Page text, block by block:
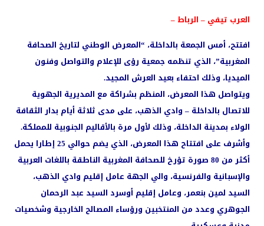
العرب تيفي – الرباط –
افتتح، أمس الجمعة بالداخلة، “المعرض الوطني لتاريخ الصحافة
المغربية”، الذي تنظمه جمعية رؤى للإعلام والتواصل وفنون
الميديا، وذلك احتفاء بعيد العرش المجيد.
ويتواصل هذا المعرض، المنظم بشراكة مع المديرية الجهوية
للاتصال بالداخلة – وادي الذهب، على مدى ثلاثة أيام بدار الثقافة
الولاء بمدينة الداخلة، وذلك لأول مرة بالأقاليم الجنوبية للمملكة.
وأشرف على افتتاح هذا المعرض، الذي يضم حوالي 25 إطارا يحمل
أكثر من 80 صورة تؤرخ للصحافة المغربية الناطقة باللغات العربية
والإسبانية والفرنسية، والي الجهة عامل إقليم وادي الذهب،
السيد لمين بنعمر، وعامل إقليم أوسرد السيد عبد الرحمان
الجوهري وعدد من المنتخبين ورؤساء المصالح الخارجية وشخصيات